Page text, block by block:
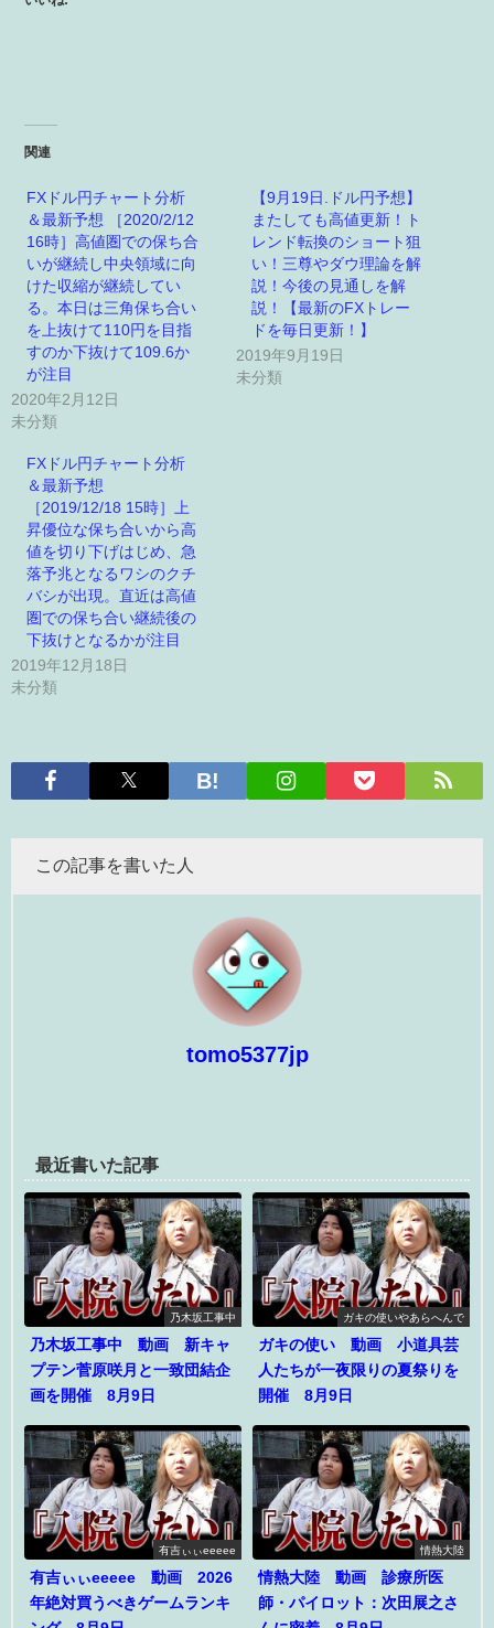
関連
FXドル円チャート分析
＆最新予想 ［2020/2/12
16時］高値圏での保ち合
いが継続し中央領域に向
けた収縮が継続してい
る。本日は三角保ち合い
を上抜けて110円を目指
すのか下抜けて109.6か
が注目
2020年2月12日
未分類
【9月19日.ドル円予想】
またしても高値更新！ト
レンド転換のショート狙
い！三尊やダウ理論を解
説！今後の見通しを解
説！【最新のFXトレー
ドを毎日更新！】
2019年9月19日
未分類
FXドル円チャート分析
＆最新予想
［2019/12/18 15時］上
昇優位な保ち合いから高
値を切り下げはじめ、急
落予兆となるワシのクチ
バシが出現。直近は高値
圏での保ち合い継続後の
下抜けとなるかが注目
2019年12月18日
未分類
この記事を書いた人
tomo5377jp
最近書いた記事
乃木坂工事中
乃木坂工事中 動画 新キャ
プテン菅原咲月と一致団結企
画を開催 8月9日
ガキの使いやあらへんで
ガキの使い 動画 小道具芸
人たちが一夜限りの夏祭りを
開催 8月9日
有吉ぃぃeeeee
有吉ぃぃeeeee 動画 2026
年絶対買うべきゲームランキ
情熱大陸
情熱大陸 動画 診療所医
師・パイロット：次田展之さ